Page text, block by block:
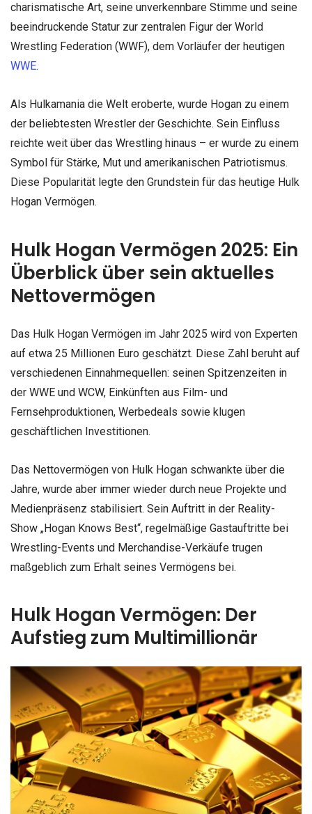
charismatische Art, seine unverkennbare Stimme und seine
beeindruckende Statur zur zentralen Figur der World
Wrestling Federation (WWF), dem Vorläufer der heutigen
WWE.
Als Hulkamania die Welt eroberte, wurde Hogan zu einem
der beliebtesten Wrestler der Geschichte. Sein Einfluss
reichte weit über das Wrestling hinaus – er wurde zu einem
Symbol für Stärke, Mut und amerikanischen Patriotismus.
Diese Popularität legte den Grundstein für das heutige Hulk
Hogan Vermögen.
Hulk Hogan Vermögen 2025: Ein
Überblick über sein aktuelles
Nettovermögen
Das Hulk Hogan Vermögen im Jahr 2025 wird von Experten
auf etwa 25 Millionen Euro geschätzt. Diese Zahl beruht auf
verschiedenen Einnahmequellen: seinen Spitzenzeiten in
der WWE und WCW, Einkünften aus Film- und
Fernsehproduktionen, Werbedeals sowie klugen
geschäftlichen Investitionen.
Das Nettovermögen von Hulk Hogan schwankte über die
Jahre, wurde aber immer wieder durch neue Projekte und
Medienpräsenz stabilisiert. Sein Auftritt in der Reality-
Show „Hogan Knows Best“, regelmäßige Gastauftritte bei
Wrestling-Events und Merchandise-Verkäufe trugen
maßgeblich zum Erhalt seines Vermögens bei.
Hulk Hogan Vermögen: Der
Aufstieg zum Multimillionär